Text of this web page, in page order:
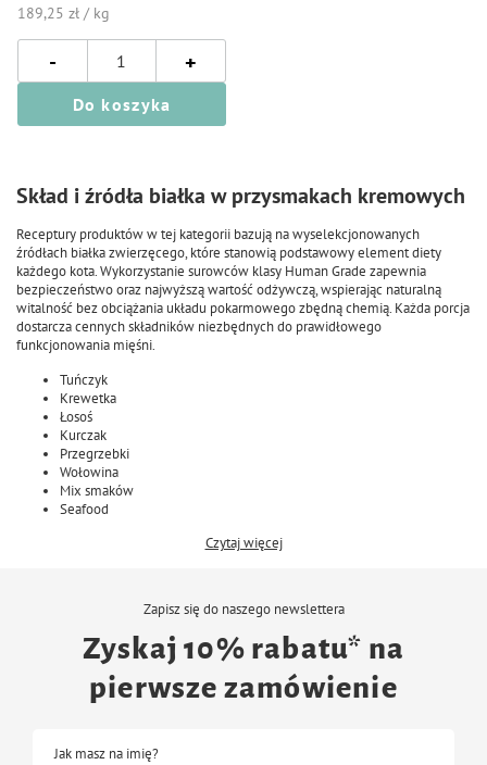
189,25 zł / kg
- +
Do koszyka
Skład i źródła białka w przysmakach kremowych
Receptury produktów w tej kategorii bazują na wyselekcjonowanych
źródłach białka zwierzęcego, które stanowią podstawowy element diety
każdego kota. Wykorzystanie surowców klasy Human Grade zapewnia
bezpieczeństwo oraz najwyższą wartość odżywczą, wspierając naturalną
witalność bez obciążania układu pokarmowego zbędną chemią. Każda porcja
dostarcza cennych składników niezbędnych do prawidłowego
funkcjonowania mięśni.
Tuńczyk
Krewetka
Łosoś
Kurczak
Przegrzebki
Wołowina
Mix smaków
Seafood
Czytaj więcej
Zapisz się do naszego newslettera
Zyskaj 10% rabatu* na
pierwsze zamówienie
Jak masz na imię?